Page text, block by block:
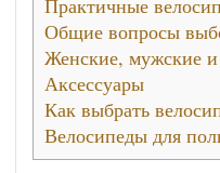
Практичные
Общие вопросы
Женские, мужские и
Аксессуары
Как выбрать
Велосипеды для